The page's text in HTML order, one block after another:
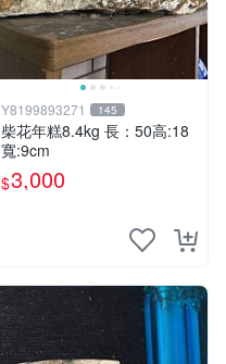
Y8199893271 145
柴花年糕8.4kg 長：50高:18
寬:9cm
$3,000